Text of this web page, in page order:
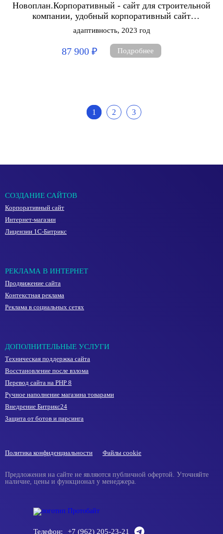
Новоплан.Корпоративный - сайт для строительной
компании, удобный корпоративный сайт
застройщика
адаптивность, 2023 год
87 900 ₽ Подробнее
1 2 3
СОЗДАНИЕ САЙТОВ
Корпоративный сайт
Интернет-магазин
Лицензии 1С-Битрикс
РЕКЛАМА В ИНТЕРНЕТ
Продвижение сайта
Контекстная реклама
Реклама в социальных сетях
ДОПОЛНИТЕЛЬНЫЕ УСЛУГИ
Техническая поддержка сайта
Восстановление после взлома
Перевод сайта на PHP 8
Ручное наполнение магазина товарами
Внедрение Битрикс24
Защита от ботов и парсинга
Политика конфиденциальности Файлы cookie
Предложения на сайте не являются публичной офертой. Уточняйте
наличие, цены и функционал у менеджера.
Телефон: +7 (962) 205-23-21